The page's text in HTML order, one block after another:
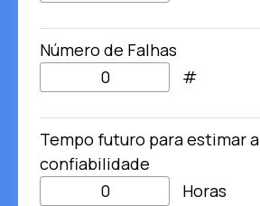
Número de Falhas
#
Tempo futuro para estimar a
confiabilidade
Horas